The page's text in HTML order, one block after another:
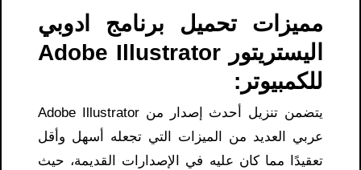
مميزات تحميل برنامج ادوبي
اليستريتور Adobe Illustrator
للكمبيوتر:
يتضمن تنزيل أحدث إصدار من Adobe Illustrator
عربي العديد من الميزات التي تجعله أسهل وأقل
تعقيدًا مما كان عليه في الإصدارات القديمة، حيث